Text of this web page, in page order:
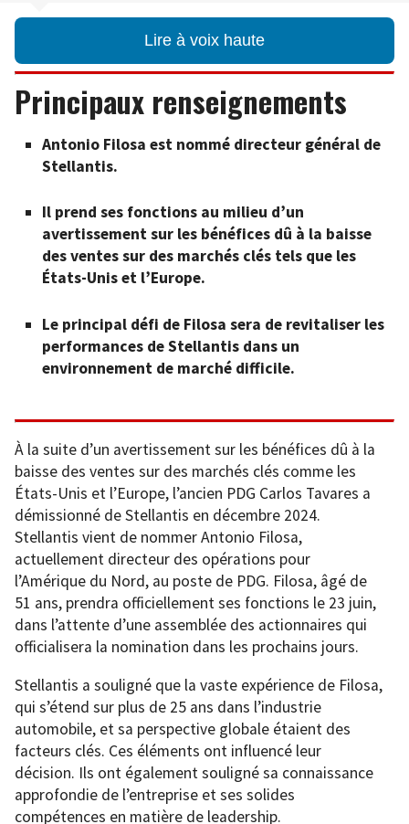
Lire à voix haute
Principaux renseignements
Antonio Filosa est nommé directeur général de
Stellantis.
Il prend ses fonctions au milieu d’un
avertissement sur les bénéfices dû à la baisse
des ventes sur des marchés clés tels que les
États-Unis et l’Europe.
Le principal défi de Filosa sera de revitaliser les
performances de Stellantis dans un
environnement de marché difficile.
À la suite d’un avertissement sur les bénéfices dû à la
baisse des ventes sur des marchés clés comme les
États-Unis et l’Europe, l’ancien PDG Carlos Tavares a
démissionné de Stellantis en décembre 2024.
Stellantis vient de nommer Antonio Filosa,
actuellement directeur des opérations pour
l’Amérique du Nord, au poste de PDG. Filosa, âgé de
51 ans, prendra officiellement ses fonctions le 23 juin,
dans l’attente d’une assemblée des actionnaires qui
officialisera la nomination dans les prochains jours.
Stellantis a souligné que la vaste expérience de Filosa,
qui s’étend sur plus de 25 ans dans l’industrie
automobile, et sa perspective globale étaient des
facteurs clés. Ces éléments ont influencé leur
décision. Ils ont également souligné sa connaissance
approfondie de l’entreprise et ses solides
compétences en matière de leadership.